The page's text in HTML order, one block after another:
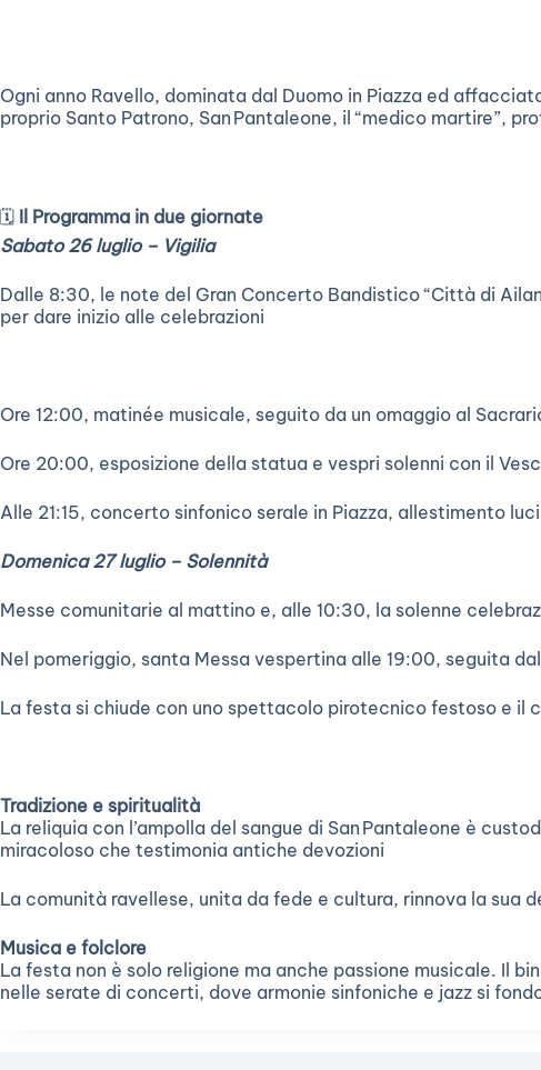
Ogni anno Ravello, dominata dal Duomo in Piazza ed
proprio Santo Patrono, San Pantaleone, il “medico martire”,
🗓️ Il Programma in due giornate
Sabato 26 luglio – Vigilia
Dalle 8:30, le note del Gran Concerto Bandistico “Città di
per dare inizio alle celebrazioni
Ore 12:00, matinée musicale, seguito da un omaggio al
Ore 20:00, esposizione della statua e vespri solenni con il
Alle 21:15, concerto sinfonico serale in Piazza, allestimento
Domenica 27 luglio – Solennità
Messe comunitarie al mattino e, alle 10:30, la solenne
Nel pomeriggio, santa Messa vespertina alle 19:00, seguita
La festa si chiude con uno spettacolo pirotecnico festoso e il
Tradizione e spiritualità
La reliquia con l’ampolla del sangue di San Pantaleone è
miracoloso che testimonia antiche devozioni
La comunità ravellese, unita da fede e cultura, rinnova la sua
Musica e folclore
La festa non è solo religione ma anche passione musicale. Il
nelle serate di concerti, dove armonie sinfoniche e jazz si